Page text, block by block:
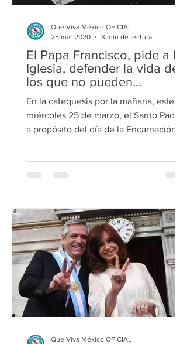
El Papa Francisco, pide a la
Iglesia, defender la vida de
los que no pueden
defenderse.
En la catequesis por la mañana, este
miércoles 25 de marzo, el Santo Padre,
a propósito del día de la Encarnación
Que Viva México OFICIAL
25 mar 2020
3 min de lectura
Que Viva México OFICIAL